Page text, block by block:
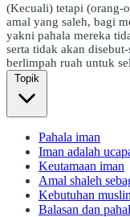
(Kecuali) tetapi (orang-
amal yang saleh, bagi
yakni pahala mereka
serta tidak akan
berlimpah ruah untuk
Topik
Pahala iman
Iman adalah
Keutamaan iman
Amal shaleh
Kebutuhan
Balasan dan